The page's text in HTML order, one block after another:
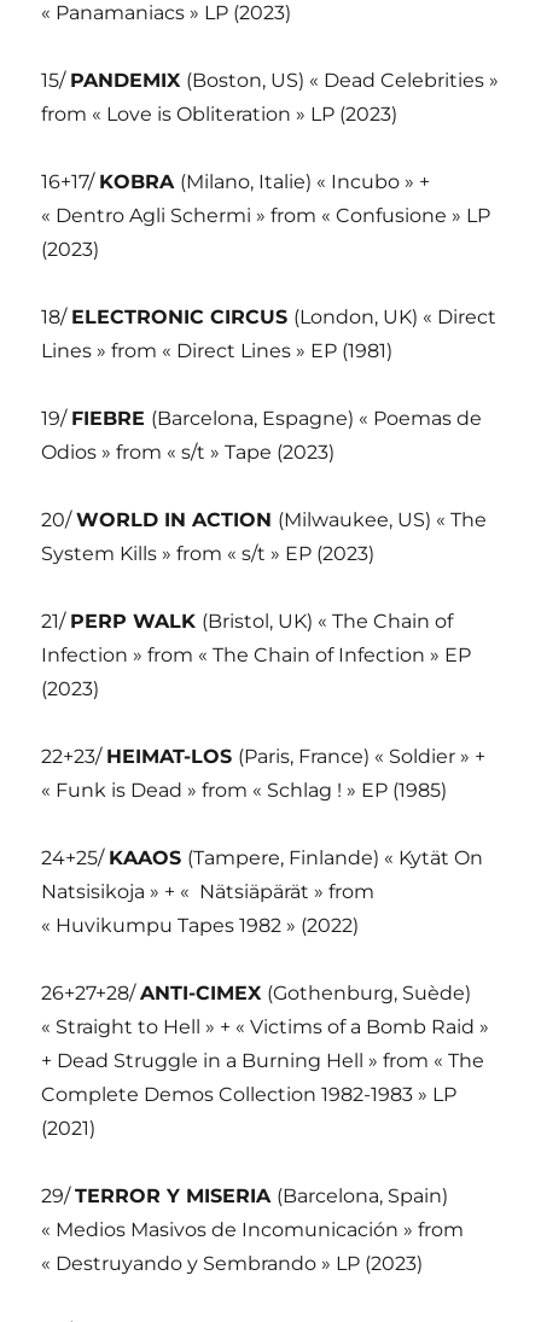
« Panamaniacs » LP (2023)
15/ PANDEMIX (Boston, US) « Dead Celebrities »
from « Love is Obliteration » LP (2023)
16+17/ KOBRA (Milano, Italie) « Incubo » +
« Dentro Agli Schermi » from « Confusione » LP
(2023)
18/ ELECTRONIC CIRCUS (London, UK) « Direct
Lines » from « Direct Lines » EP (1981)
19/ FIEBRE (Barcelona, Espagne) « Poemas de
Odios » from « s/t » Tape (2023)
20/WORLD IN ACTION (Milwaukee, US) « The
System Kills » from « s/t » EP (2023)
21/ PERP WALK (Bristol, UK) « The Chain of
Infection » from « The Chain of Infection » EP
(2023)
22+23/ HEIMAT-LOS (Paris, France) « Soldier » +
« Funk is Dead » from « Schlag ! » EP (1985)
24+25/ KAAOS (Tampere, Finlande) « Kytät On
Natsisikoja » + « Nätsiäpärät » from
« Huvikumpu Tapes 1982 » (2022)
26+27+28/ANTI-CIMEX (Gothenburg, Suède)
« Straight to Hell » + « Victims of a Bomb Raid »
+ Dead Struggle in a Burning Hell » from « The
Complete Demos Collection 1982-1983 » LP
(2021)
29/TERROR Y MISERIA (Barcelona, Spain)
« Medios Masivos de Incomunicación » from
« Destruyando y Sembrando » LP (2023)